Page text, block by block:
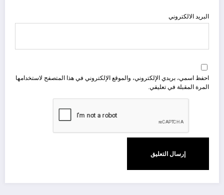
البريد الالكتروني
احفظ اسمي، بريدي الإلكتروني، والموقع الإلكتروني في هذا المتصفح لاستخدامها
المرة المقبلة في تعليقي.